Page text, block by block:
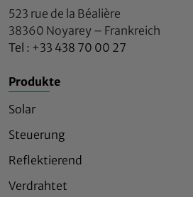
523 rue de la Béalière
38360 Noyarey – Frankreich
Tel : +33 438 70 00 27
Produkte
Solar
Steuerung
Reflektierend
Verdrahtet